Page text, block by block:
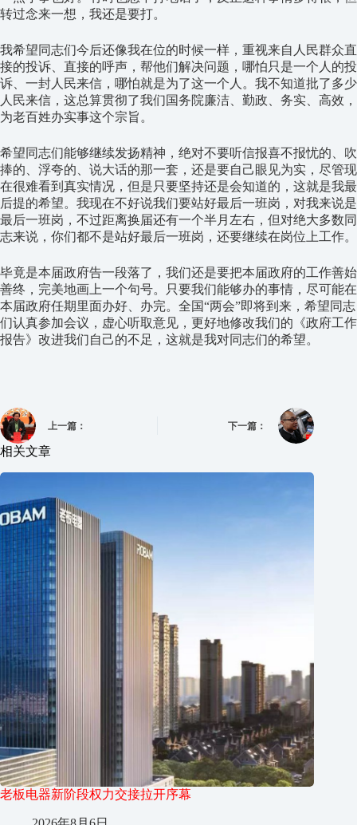
转过念来一想，我还是要打。
我希望同志们今后还像我在位的时候一样，重视来自人民群众直
接的投诉、直接的呼声，帮他们解决问题，哪怕只是一个人的投
诉、一封人民来信，哪怕就是为了这一个人。我不知道批了多少
人民来信，这总算贯彻了我们国务院廉洁、勤政、务实、高效，
为老百姓办实事这个宗旨。
希望同志们能够继续发扬精神，绝对不要听信报喜不报忧的、吹
捧的、浮夸的、说大话的那一套，还是要自己眼见为实，尽管现
在很难看到真实情况，但是只要坚持还是会知道的，这就是我最
后提的希望。我现在不好说我们要站好最后一班岗，对我来说是
最后一班岗，不过距离换届还有一个半月左右，但对绝大多数同
志来说，你们都不是站好最后一班岗，还要继续在岗位上工作。
毕竟是本届政府告一段落了，我们还是要把本届政府的工作善始
善终，完美地画上一个句号。只要我们能够办的事情，尽可能在
本届政府任期里面办好、办完。全国“两会”即将到来，希望同志
们认真参加会议，虚心听取意见，更好地修改我们的《政府工作
报告》改进我们自己的不足，这就是我对同志们的希望。
上一篇： 下一篇：
相关文章
老板电器新阶段权力交接拉开序幕